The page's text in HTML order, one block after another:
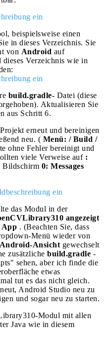
beispielsweise einen
in dieses Verzeichnis. Sie
von Android auf
dieses Verzeichnis wie in
build.gradle- Datei (diese
Aktualisieren Sie
aus Schritt 6.
erneut und bereinigen
neu. ( Menü: / Build /
ohne Fehler bereinigt und
viele Verweise auf :
Bildschirm 0: Messages
das Modul in der
angezeigt
App . (Beachten Sie, dass
Menü wieder von
Android-Ansicht gewechselt
zusätzliche build.gradle -
sehen, aber ich finde die
etwas
tut es das nicht gleich.
Android Studio neu zu
und sogar neu zu starten.
Modul mit allen
Java wie in diesem